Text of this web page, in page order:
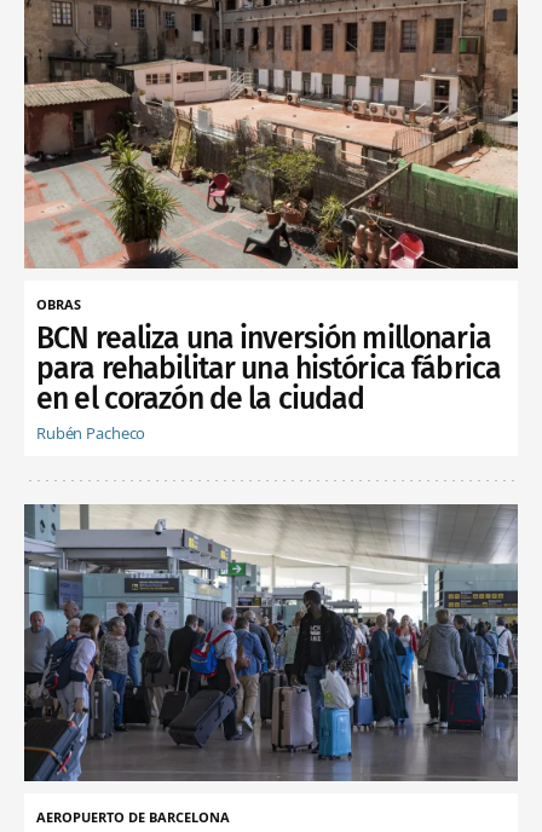
OBRAS
BCN realiza una inversión millonaria
para rehabilitar una histórica fábrica
en el corazón de la ciudad
Rubén Pacheco
AEROPUERTO DE BARCELONA